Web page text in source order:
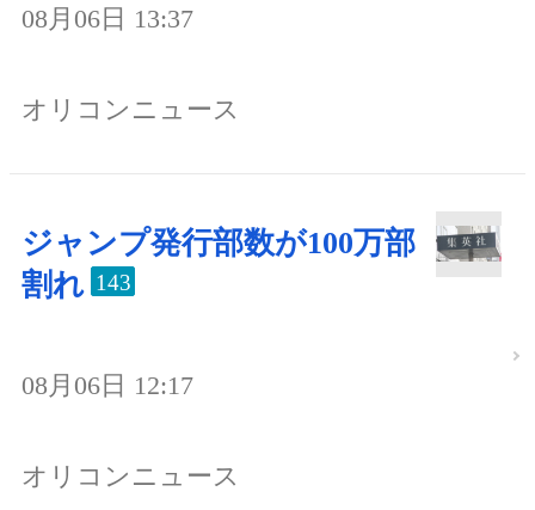
08月06日 13:37
オリコンニュース
ジャンプ発行部数が100万部
割れ 143
08月06日 12:17
オリコンニュース